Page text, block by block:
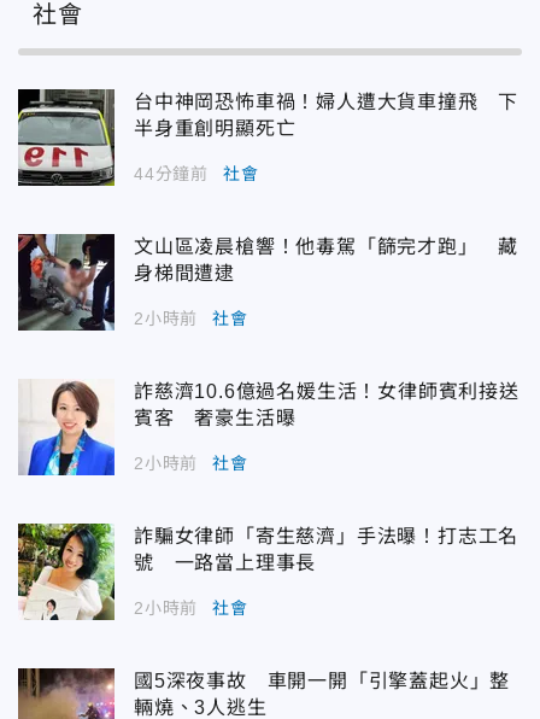
社會
台中神岡恐怖車禍！婦人遭大貨車撞飛 下
半身重創明顯死亡
44分鐘前 社會
文山區凌晨槍響！他毒駕「篩完才跑」 藏
身梯間遭逮
2小時前 社會
詐慈濟10.6億過名媛生活！女律師賓利接送
賓客 奢豪生活曝
2小時前 社會
詐騙女律師「寄生慈濟」手法曝！打志工名
號 一路當上理事長
2小時前 社會
國5深夜事故 車開一開「引擎蓋起火」整
輛燒、3人逃生